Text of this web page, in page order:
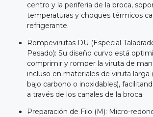
centro y la periferia de la broca,
temperaturas y choques térmicos
refrigerante.
Rompevirutas DU (Especial
Pesado): Su diseño curvo está
comprimir y romper la viruta de
incluso en materiales de viruta larga
bajo carbono o inoxidables),
a través de los canales de la broca.
Preparación de Filo (M): Micro-